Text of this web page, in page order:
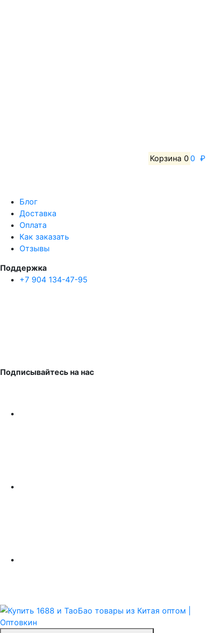
Корзина 0 0 ₽
Блог
Доставка
Оплата
Как заказать
Отзывы
Поддержка
+7 904 134-47-95
Подписывайтесь на нас